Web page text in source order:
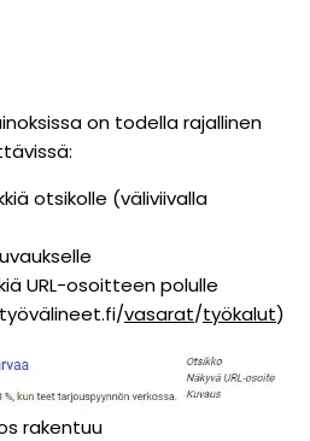
on todella rajallinen
otsikolle (väliviivalla
URL-osoitteen polulle
vasarat/työkalut)
rakentuu